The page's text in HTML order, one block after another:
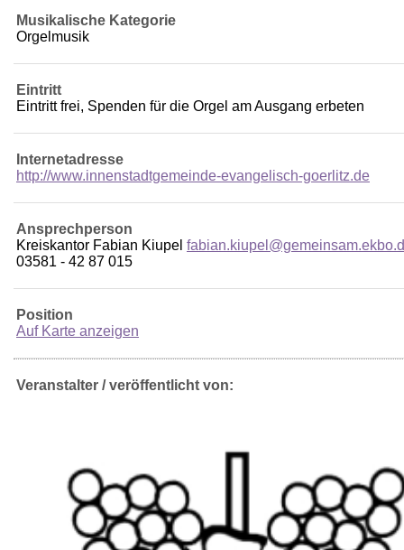
Musikalische Kategorie
Orgelmusik
Eintritt
Eintritt frei, Spenden für die Orgel am Ausgang erbeten
Internetadresse
http://www.innenstadtgemeinde-evangelisch-goerlitz.de
Ansprechperson
Kreiskantor Fabian Kiupel
03581 - 42 87 015
Position
Auf Karte anzeigen
Veranstalter / veröffentlicht von: